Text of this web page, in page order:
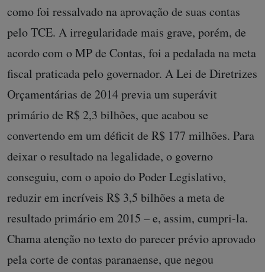
como foi ressalvado na aprovação de suas contas
pelo TCE. A irregularidade mais grave, porém, de
acordo com o MP de Contas, foi a pedalada na meta
fiscal praticada pelo governador. A Lei de Diretrizes
Orçamentárias de 2014 previa um superávit
primário de R$ 2,3 bilhões, que acabou se
convertendo em um déficit de R$ 177 milhões. Para
deixar o resultado na legalidade, o governo
conseguiu, com o apoio do Poder Legislativo,
reduzir em incríveis R$ 3,5 bilhões a meta de
resultado primário em 2015 – e, assim, cumpri-la.
Chama atenção no texto do parecer prévio aprovado
pela corte de contas paranaense, que negou